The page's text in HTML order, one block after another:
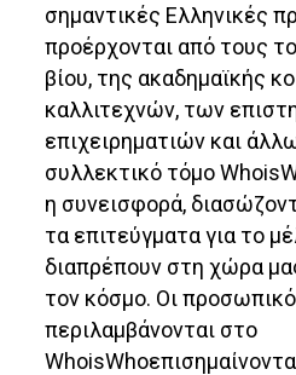
σημαντικές Ελληνικές
προέρχονται από τους
βίου, της ακαδημαϊκής
καλλιτεχνών, των
επιχειρηματιών και
συλλεκτικό τόμο
η συνεισφορά,
τα επιτεύγματα για το
διαπρέπουν στη χώρα
τον κόσμο. Οι
περιλαμβάνονται στο